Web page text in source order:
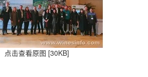
点击查看原图 [30KB]